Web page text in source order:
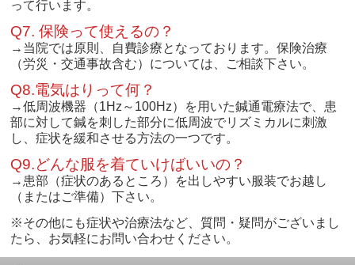
って行います。
Q7. 保険って使えるの？
→当院では原則、自費診療となっております。保険治療
（労災・交通事故含む）については、ご相談下さい。
Q8.電気はりって何？
→低周波機器（1Hz～100Hz）を用いた鍼通電療法で、患
部に対して鍼を刺した部分に低周波でリズミカルに刺激
し、症状を緩和させる方法の一つです。
Q9.どんな服を着ていけばいいの？
→患部（症状のあるところ）を出しやすい服装でお越し
（またはご準備）下さい。
※その他にも症状や治療法など、質問・疑問がございまし
たら、お気軽にお問い合わせください。